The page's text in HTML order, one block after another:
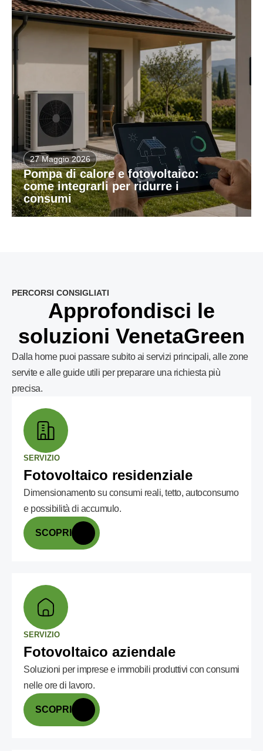
27 Maggio 2026
Pompa di calore e fotovoltaico:
come integrarli per ridurre i
consumi
PERCORSI CONSIGLIATI
Approfondisci le
soluzioni VenetaGreen
Dalla home puoi passare subito ai servizi principali, alle zone
servite e alle guide utili per preparare una richiesta più
precisa.
SERVIZIO
Fotovoltaico residenziale
Dimensionamento su consumi reali, tetto, autoconsumo
e possibilità di accumulo.
SCOPRI
SERVIZIO
Fotovoltaico aziendale
Soluzioni per imprese e immobili produttivi con consumi
nelle ore di lavoro.
SCOPRI